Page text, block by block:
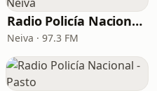
Radio Policía Nacional - Neiva
Neiva · 97.3 FM